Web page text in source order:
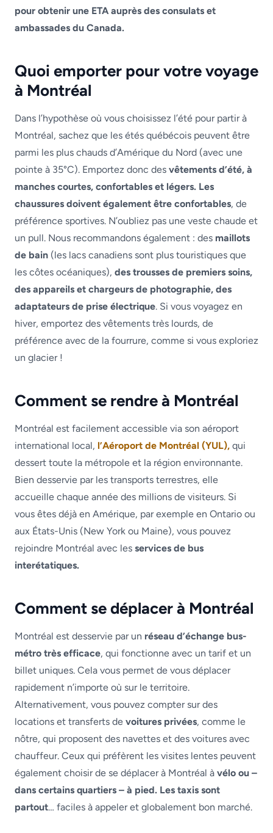
pour obtenir une ETA auprès des consulats et
ambassades du Canada.
Quoi emporter pour votre voyage
à Montréal
Dans l’hypothèse où vous choisissez l’été pour partir à
Montréal, sachez que les étés québécois peuvent être
parmi les plus chauds d’Amérique du Nord (avec une
pointe à 35°C). Emportez donc des vêtements d’été, à
manches courtes, confortables et légers. Les
chaussures doivent également être confortables, de
préférence sportives. N’oubliez pas une veste chaude et
un pull. Nous recommandons également : des maillots
de bain (les lacs canadiens sont plus touristiques que
les côtes océaniques), des trousses de premiers soins,
des appareils et chargeurs de photographie, des
adaptateurs de prise électrique. Si vous voyagez en
hiver, emportez des vêtements très lourds, de
préférence avec de la fourrure, comme si vous exploriez
un glacier !
Comment se rendre à Montréal
Montréal est facilement accessible via son aéroport
international local, l’Aéroport de Montréal (YUL), qui
dessert toute la métropole et la région environnante.
Bien desservie par les transports terrestres, elle
accueille chaque année des millions de visiteurs. Si
vous êtes déjà en Amérique, par exemple en Ontario ou
aux États-Unis (New York ou Maine), vous pouvez
rejoindre Montréal avec les services de bus
interétatiques.
Comment se déplacer à Montréal
Montréal est desservie par un réseau d’échange bus-
métro très efficace, qui fonctionne avec un tarif et un
billet uniques. Cela vous permet de vous déplacer
rapidement n’importe où sur le territoire.
Alternativement, vous pouvez compter sur des
locations et transferts de voitures privées, comme le
nôtre, qui proposent des navettes et des voitures avec
chauffeur. Ceux qui préfèrent les visites lentes peuvent
également choisir de se déplacer à Montréal à vélo ou –
dans certains quartiers – à pied. Les taxis sont
partout… faciles à appeler et globalement bon marché.